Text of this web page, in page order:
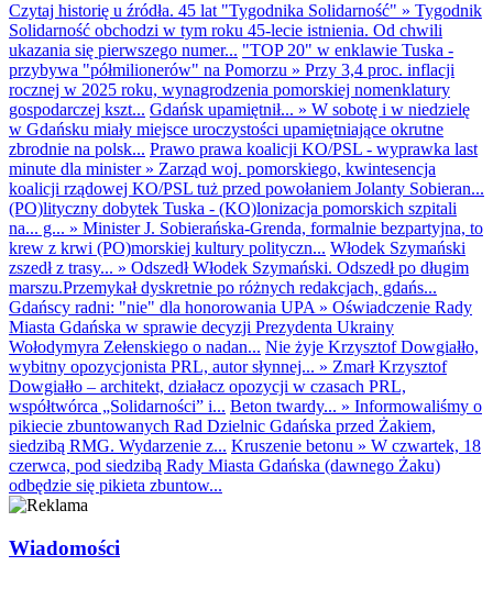
Czytaj historię u źródła. 45 lat "Tygodnika Solidarność" » Tygodnik
Solidarność obchodzi w tym roku 45-lecie istnienia. Od chwili
ukazania się pierwszego numer... "TOP 20" w enklawie Tuska -
przybywa "półmilionerów" na Pomorzu » Przy 3,4 proc. inflacji
rocznej w 2025 roku, wynagrodzenia pomorskiej nomenklatury
gospodarczej kszt... Gdańsk upamiętnił... » W sobotę i w niedzielę
w Gdańsku miały miejsce uroczystości upamiętniające okrutne
zbrodnie na polsk... Prawo prawa koalicji KO/PSL - wyprawka last
minute dla minister» Zarząd woj. pomorskiego, kwintesencja
koalicji rządowej KO/PSL tuż przed powołaniem Jolanty Sobieran...
(PO)lityczny dobytek Tuska - (KO)lonizacja pomorskich szpitali
na... g... » Minister J. Sobierańska-Grenda, formalnie bezpartyjna, to
krew z krwi (PO)morskiej kultury polityczn... Włodek Szymański
zszedł z trasy... » Odszedł Włodek Szymański. Odszedł po długim
marszu.Przemykał dyskretnie po różnych redakcjach, gdańs...
Gdańscy radni: "nie" dla honorowania UPA » Oświadczenie Rady
Miasta Gdańska w sprawie decyzji Prezydenta Ukrainy
Wołodymyra Zełenskiego o nadan... Nie żyje Krzysztof Dowgiałło,
wybitny opozycjonista PRL, autor słynnej... » Zmarł Krzysztof
Dowgiałło – architekt, działacz opozycji w czasach PRL,
współtwórca „Solidarności” i... Beton twardy... » Informowaliśmy o
pikiecie zbuntowanych Rad Dzielnic Gdańska przed Żakiem,
siedzibą RMG. Wydarzenie z... Kruszenie betonu » W czwartek, 18
czerwca, pod siedzibą Rady Miasta Gdańska (dawnego Żaku)
odbędzie się pikieta zbuntow...
Wiadomości